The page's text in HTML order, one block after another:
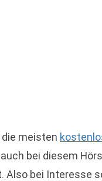
meisten
bei diesem
Also bei Interesse